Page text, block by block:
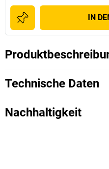
IN
Technische Daten
Nachhaltigkeit